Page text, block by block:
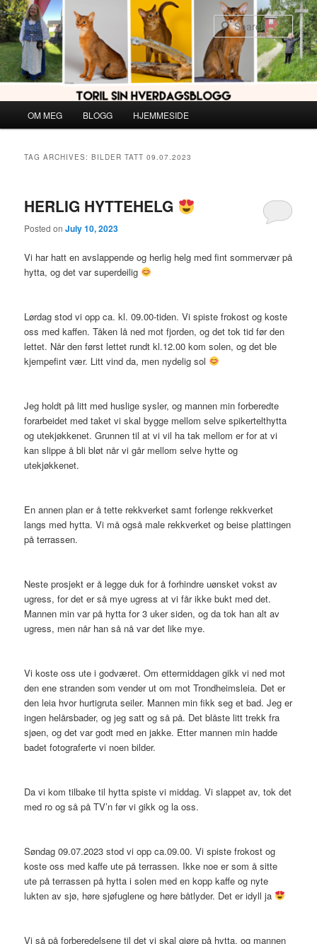
Skip
to
primary
content
Skip
to
secondary
content
OM MEG BLOGG HJEMMESIDE
TAG ARCHIVES:BILDER TATT 09.07.2023
HERLIG HYTTEHELG
Posted onJuly 10, 2023
Vi har hatt en avslappende og herlig helg med fint sommervær på
hytta, og det var superdeilig
Lørdag stod vi opp ca. kl. 09.00-tiden. Vi spiste frokost og koste
oss med kaffen. Tåken lå ned mot fjorden, og det tok tid før den
lettet. Når den først lettet rundt kl.12.00 kom solen, og det ble
kjempefint vær. Litt vind da, men nydelig sol
Jeg holdt på litt med huslige sysler, og mannen min forberedte
forarbeidet med taket vi skal bygge mellom selve spikertelthytta
og utekjøkkenet. Grunnen til at vi vil ha tak mellom er for at vi
kan slippe å bli bløt når vi går mellom selve hytte og
utekjøkkenet.
En annen plan er å tette rekkverket samt forlenge rekkverket
langs med hytta. Vi må også male rekkverket og beise plattingen
på terrassen.
Neste prosjekt er å legge duk for å forhindre uønsket vokst av
ugress, for det er så mye ugress at vi får ikke bukt med det.
Mannen min var på hytta for 3 uker siden, og da tok han alt av
ugress, men når han så nå var det like mye.
Vi koste oss ute i godværet. Om ettermiddagen gikk vi ned mot
den ene stranden som vender ut om mot Trondheimsleia. Det er
den leia hvor hurtigruta seiler. Mannen min fikk seg et bad. Jeg er
ingen helårsbader, og jeg satt og så på. Det blåste litt trekk fra
sjøen, og det var godt med en jakke. Etter mannen min hadde
badet fotograferte vi noen bilder.
Da vi kom tilbake til hytta spiste vi middag. Vi slappet av, tok det
med ro og så på TV’n før vi gikk og la oss.
Søndag 09.07.2023 stod vi opp ca.09.00. Vi spiste frokost og
koste oss med kaffe ute på terrassen. Ikke noe er som å sitte
ute på terrassen på hytta i solen med en kopp kaffe og nyte
lukten av sjø, høre sjøfuglene og høre båtlyder. Det er idyll ja
Vi så på forberedelsene til det vi skal gjøre på hytta, og mannen